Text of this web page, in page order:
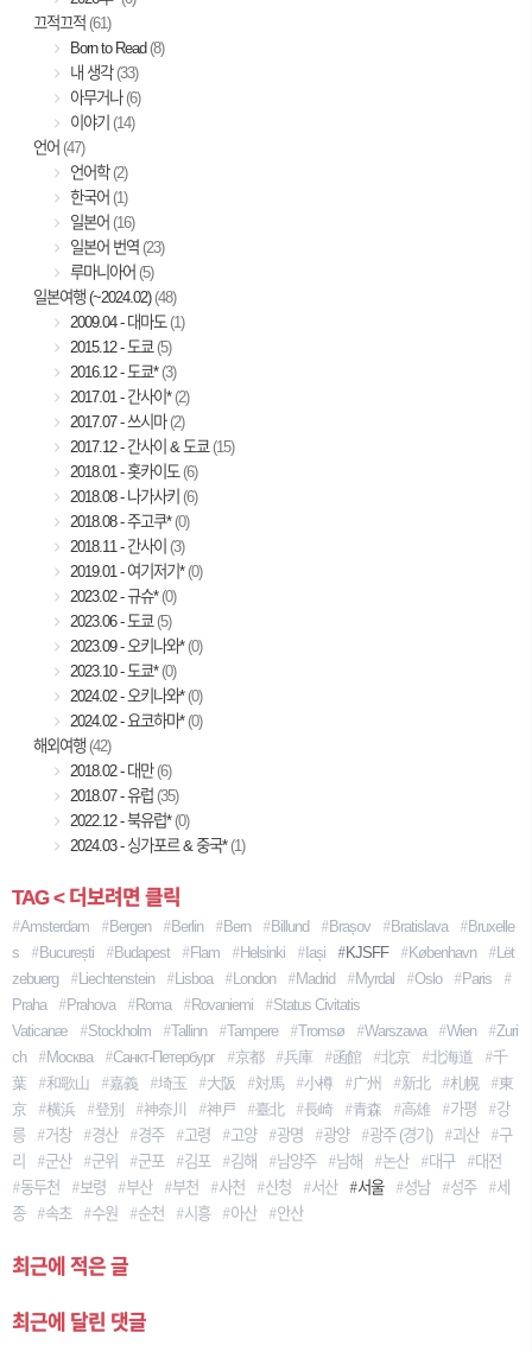
끄적끄적 (61)
Born to Read (8)
내 생각 (33)
아무거나 (6)
이야기 (14)
언어 (47)
언어학 (2)
한국어 (1)
일본어 (16)
일본어 번역 (23)
루마니아어 (5)
일본여행 (~2024.02) (48)
2009.04 - 대마도 (1)
2015.12 - 도쿄 (5)
2016.12 - 도쿄* (3)
2017.01 - 간사이* (2)
2017.07 - 쓰시마 (2)
2017.12 - 간사이 & 도쿄 (15)
2018.01 - 홋카이도 (6)
2018.08 - 나가사키 (6)
2018.08 - 주고쿠* (0)
2018.11 - 간사이 (3)
2019.01 - 여기저기* (0)
2023.02 - 규슈* (0)
2023.06 - 도쿄 (5)
2023.09 - 오키나와* (0)
2023.10 - 도쿄* (0)
2024.02 - 오키나와* (0)
2024.02 - 요코하마* (0)
해외여행 (42)
2018.02 - 대만 (6)
2018.07 - 유럽 (35)
2022.12 - 북유럽* (0)
2024.03 - 싱가포르 & 중국* (1)
TAG < 더보려면 클릭
Amsterdam Bergen Berlin Bern Billund Brașov Bratislava
Bruxelle
S
București Budapest Flam Helsinki Iași KJSFF København
Lët
Zebuerg
Liechtenstein Lisboa London Madrid Myrdal Oslo
Paris
Praha
Prahova Roma Rovaniemi
Status Civitatis
Vaticanæ
Stockholm Tallinn Tampere Tromsø Warszawa Wien
Zuri
Ch
Москва Санкт-Петербург 京都 兵庫 函館 北京 北海道
千
葉
和歌山 嘉義 埼玉 大阪 対馬 小樽 广州 新北 札幌
東
京
横浜 登別 神奈川 神戸 臺北 長崎 青森 高雄 가평
강
릉
거창 경산 경주 고령 고양 광명 광양 광주 (경기) 괴산
구
리
군산 군위 군포 김포 김해 남양주 남해 논산 대구
대전
동두천
보령 부산 부천 사천 산청 서산 서울 성남 성주
세
종
속초 수원 순천 시흥 아산 안산
최근에 적은 글
최근에 달린 댓글